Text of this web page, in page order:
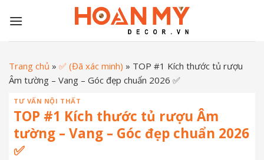
Trang chủ » ✅ (Đã xác minh) » TOP #1 Kích thước tủ rượu
Âm tường – Vang – Góc đẹp chuẩn 2026 ✅
TƯ VẤN NỘI THẤT
TOP #1 Kích thước tủ rượu Âm
tường – Vang – Góc đẹp chuẩn 2026
✅